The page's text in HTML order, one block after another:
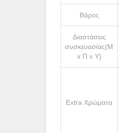
Βάρος
Διαστάσεις
συσκευασίας(Μ
x Π x Υ)
Extra Χρώματα